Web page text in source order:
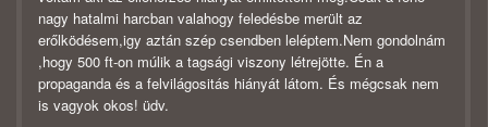
nagy hatalmi harcban valahogy feledésbe merült az
erőlködésem,igy aztán szép csendben leléptem.Nem gondolnám
,hogy 500 ft-on múlik a tagsági viszony létrejötte. Én a
propaganda és a felvilágositás hiányát látom. És mégcsak nem
is vagyok okos! üdv.